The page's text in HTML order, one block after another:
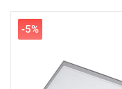
-5%